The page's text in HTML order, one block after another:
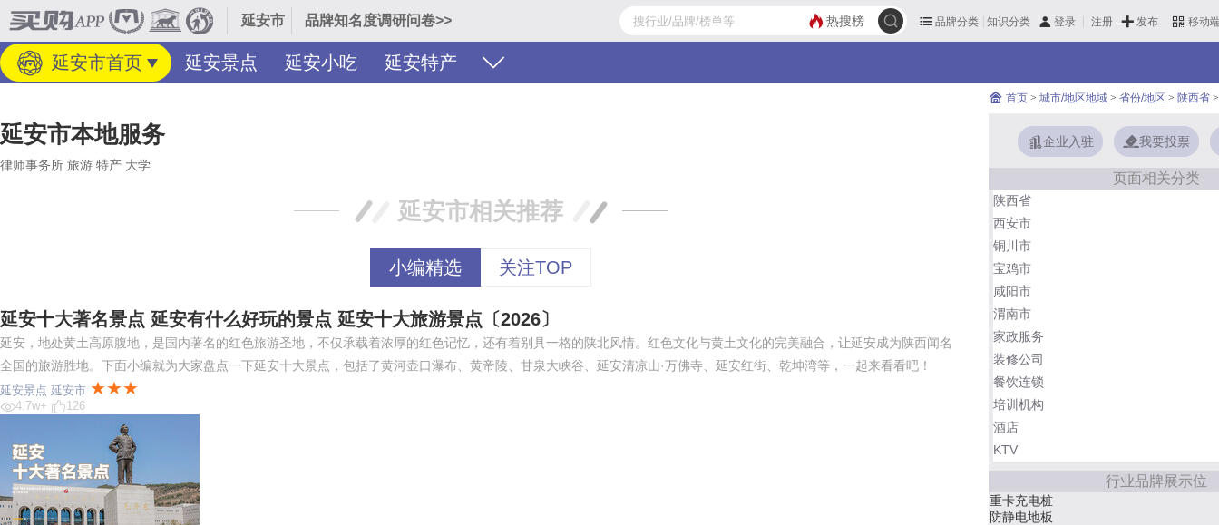
延安市 品牌知名度调研问卷>> 品牌分类 知识分类 登录 注册 发布 移动
热搜榜
延安市首页 延安景点 延安小吃 延安特产
延安市本地服务
律师事务所 旅游 特产 大学
延安市相关推荐
小编精选 关注TOP
延安十大著名景点 延安有什么好玩的景点 延安十大旅游景点〔2026〕
延安，地处黄土高原腹地，是国内著名的红色旅游圣地，不仅承载着浓厚的红色记忆，还有着别具一格的陕北风情。红色文化与黄土文化的完美融合，让延安成为陕西闻名
全国的旅游胜地。下面小编就为大家盘点一下延安十大景点，包括了黄河壶口瀑布、黄帝陵、甘泉大峡谷、延安清凉山·万佛寺、延安红街、乾坤湾等，一起来看看吧！
延安景点 延安市 ★★★
4.7w+ 126
首页 > 城市/地区地域 > 省份/地区 > 陕西省 >
企业入驻 我要投票
页面相关分类
陕西省
西安市
铜川市
宝鸡市
咸阳市
渭南市
家政服务
装修公司
餐饮连锁
培训机构
酒店
KTV
行业品牌展示位
玻璃器皿
隔热服